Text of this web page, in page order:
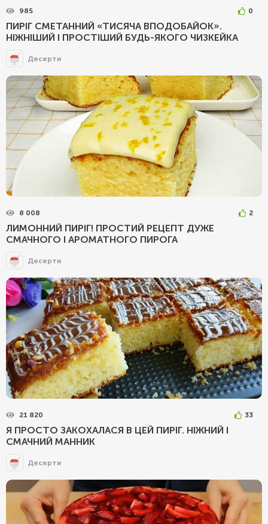
985 0
ПИРІГ СМЕТАННИЙ «ТИСЯЧА ВПОДОБАЙОК».
НІЖНІШИЙ І ПРОСТІШИЙ БУДЬ-ЯКОГО ЧИЗКЕЙКА
Десерти
8 008 2
ЛИМОННИЙ ПИРІГ! ПРОСТИЙ РЕЦЕПТ ДУЖЕ
СМАЧНОГО І АРОМАТНОГО ПИРОГА
Десерти
21 820 33
Я ПРОСТО ЗАКОХАЛАСЯ В ЦЕЙ ПИРІГ. НІЖНИЙ І
СМАЧНИЙ МАННИК
Десерти